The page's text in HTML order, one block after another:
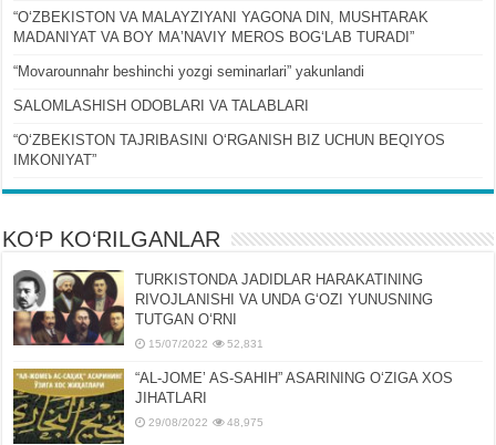
“OʻZBEKISTON VA MALAYZIYANI YAGONA DIN, MUSHTARAK
MADANIYAT VA BOY MAʼNAVIY MEROS BOGʻLAB TURADI”
“Movarounnahr beshinchi yozgi seminarlari” yakunlandi
SALOMLASHISH ODOBLARI VA TALABLARI
“OʻZBEKISTON TAJRIBASINI OʻRGANISH BIZ UCHUN BEQIYOS
IMKONIYAT”
KO‘P KO‘RILGANLAR
TURKISTONDA JADIDLAR HARAKATINING
RIVOJLANISHI VA UNDA GʻOZI YUNUSNING
TUTGAN OʻRNI
15/07/2022 52,831
“AL-JOMEʼ AS-SAHIH” ASARINING OʻZIGA XOS
JIHATLARI
29/08/2022 48,975